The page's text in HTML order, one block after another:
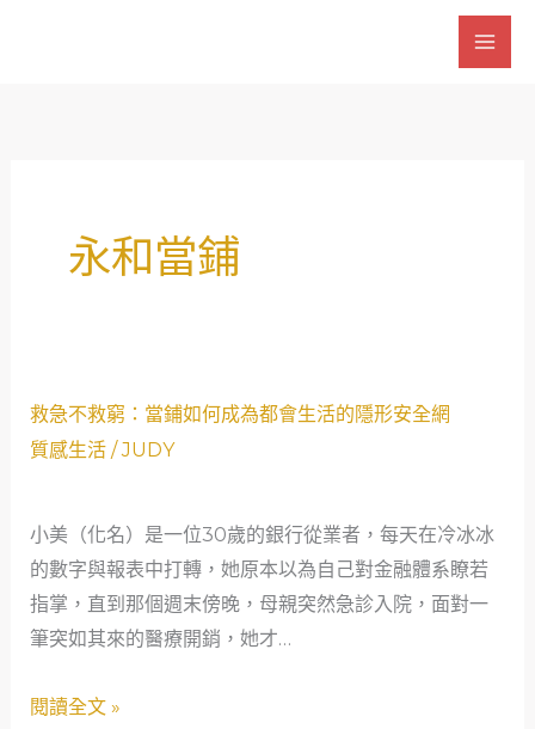
永和當鋪
救急不救窮：當鋪如何成為都會生活的隱形安全網
質感生活/JUDY
小美（化名）是一位30歲的銀行從業者，每天在冷冰冰
的數字與報表中打轉，她原本以為自己對金融體系瞭若
指掌，直到那個週末傍晚，母親突然急診入院，面對一
筆突如其來的醫療開銷，她才…
救
急
窮：
當
鋪
如
成
閱讀全文 »